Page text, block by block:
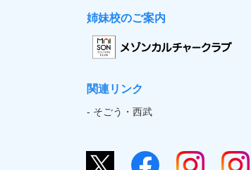
姉妹校のご案内
関連リンク
- そごう・西武